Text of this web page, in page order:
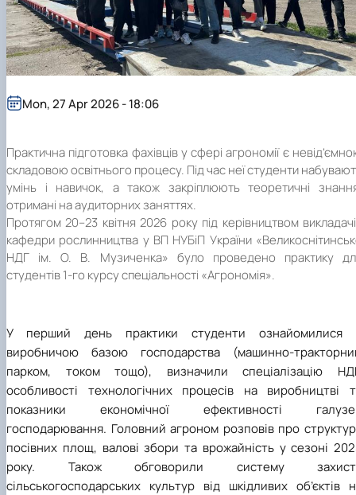
Практична підготовка фахівців у сфері агрономії є
складовою освітнього процесу. Під час неї студенти
умінь і навичок, а також закріплюють теоретичні
отримані на аудиторних заняттях.
Протягом 20–23 квітня 2026 року під керівництвом
кафедри рослинництва у ВП НУБіП України
НДГ ім. О. В. Музиченка» було проведено практику
студентів 1-го курсу спеціальності «Агрономія».
У перший день практики студенти ознайомилися
виробничою базою господарства (машинно-
парком, током тощо), визначили спеціалізацію
особливості технологічних процесів на виробництві
показники економічної ефективності
господарювання. Головний агроном розповів про
посівних площ, валові збори та врожайність у сезоні
року. Також обговорили систему
сільськогосподарських культур від шкідливих об’єктів
Mon, 27 Apr 2026 - 18:06